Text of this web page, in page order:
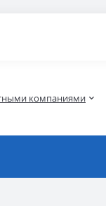
компаниями